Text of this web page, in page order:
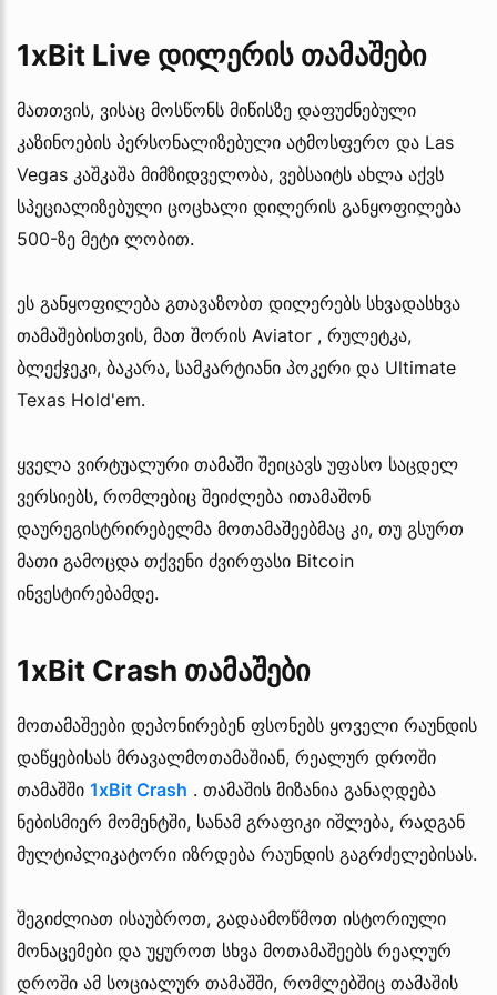
1xBit Live დილერის თამაშები
მათთვის, ვისაც მოსწონს მიწისზე დაფუძნებული
კაზინოების პერსონალიზებული ატმოსფერო და Las
Vegas კაშკაშა მიმზიდველობა, ვებსაიტს ახლა აქვს
სპეციალიზებული ცოცხალი დილერის განყოფილება
500-ზე მეტი ლობით.
ეს განყოფილება გთავაზობთ დილერებს სხვადასხვა
თამაშებისთვის, მათ შორის Aviator , რულეტკა,
ბლექჯეკი, ბაკარა, სამკარტიანი პოკერი და Ultimate
Texas Hold'em.
ყველა ვირტუალური თამაში შეიცავს უფასო საცდელ
ვერსიებს, რომლებიც შეიძლება ითამაშონ
დაურეგისტრირებელმა მოთამაშეებმაც კი, თუ გსურთ
მათი გამოცდა თქვენი ძვირფასი Bitcoin
ინვესტირებამდე.
1xBit Crash თამაშები
მოთამაშეები დეპონირებენ ფსონებს ყოველი რაუნდის
დაწყებისას მრავალმოთამაშიან, რეალურ დროში
თამაშში 1xBit Crash . თამაშის მიზანია განაღდება
ნებისმიერ მომენტში, სანამ გრაფიკი იშლება, რადგან
მულტიპლიკატორი იზრდება რაუნდის გაგრძელებისას.
შეგიძლიათ ისაუბროთ, გადაამოწმოთ ისტორიული
მონაცემები და უყუროთ სხვა მოთამაშეებს რეალურ
დროში ამ სოციალურ თამაშში, რომლებშიც თამაშის